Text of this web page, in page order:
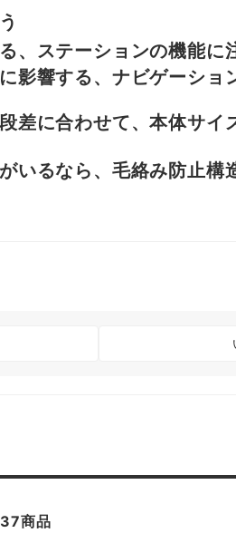
、ステーションの機能に
影響する、ナビゲーショ
差に合わせて、本体サイ
いるなら、毛絡み防止構
商品